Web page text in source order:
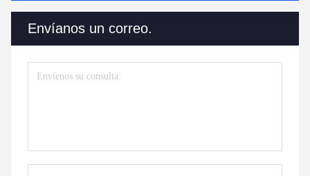
Envíanos un correo.